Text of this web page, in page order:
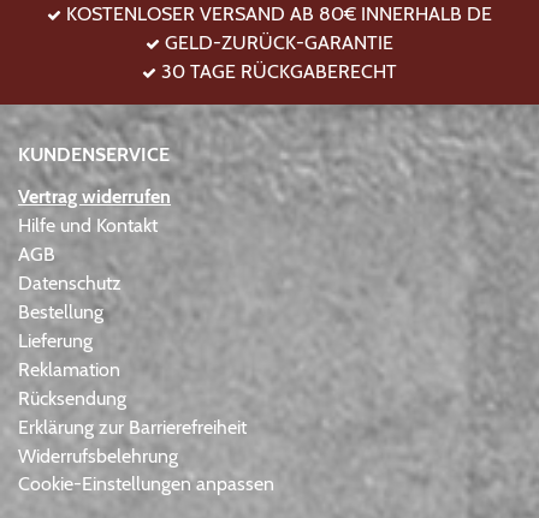
KOSTENLOSER VERSAND AB 80€ INNERHALB DE
GELD-ZURÜCK-GARANTIE
30 TAGE RÜCKGABERECHT
KUNDENSERVICE
Vertrag widerrufen
Hilfe und Kontakt
AGB
Datenschutz
Bestellung
Lieferung
Reklamation
Rücksendung
Erklärung zur Barrierefreiheit
Widerrufsbelehrung
Cookie-Einstellungen anpassen